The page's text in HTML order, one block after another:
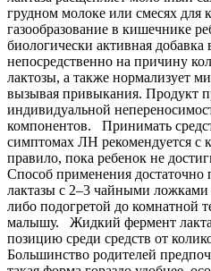
грудном молоке или смесях для
газообразование в кишечнике
биологически активная добавка
непосредственно на причину
лактозы, а также нормализует
вызывая привыкания. Продукт
индивидуальной
компонентов. Принимать
симптомах ЛН рекомендуется с
правило, пока ребенок не
Способ применения достаточно
лактазы с 2–3 чайными
либо подогретой до комнатной
малышу. Жидкий фермент
позицию среди средств от
Большинство родителей